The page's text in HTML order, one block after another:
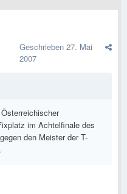
Geschrieben 27. Mai
2007
im Achtelfinale des
den Meister der T-